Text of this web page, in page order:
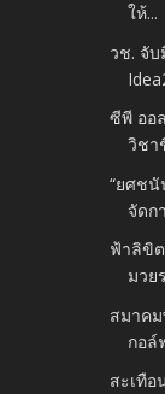
ให้...
วช. จับ
ซีพี ออ
วิชา
“ยศช
จัดก
ฟ้าลิขิ
มวย
สมาค
กอล์
สะเทือ